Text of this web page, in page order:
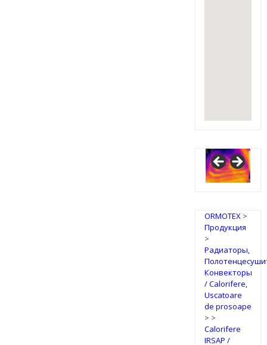
ORMOTEX>
Продукция
>
Радиаторы,
Конвекторы
/ Calorifere,
Uscatoare
de prosoape
> >
Calorifere
IRSAP /